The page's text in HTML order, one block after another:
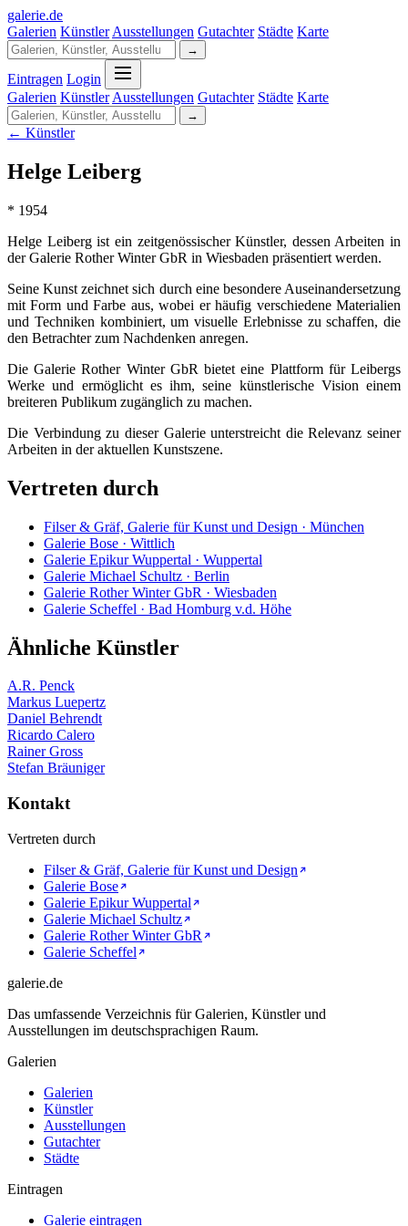
galerie.de
Galerien Künstler Ausstellungen Gutachter Städte Karte
→
Eintragen Login
Galerien Künstler Ausstellungen Gutachter Städte Karte
→
← Künstler
Helge Leiberg
* 1954
Helge Leiberg ist ein zeitgenössischer Künstler, dessen Arbeiten in
der Galerie Rother Winter GbR in Wiesbaden präsentiert werden.
Seine Kunst zeichnet sich durch eine besondere Auseinandersetzung
mit Form und Farbe aus, wobei er häufig verschiedene Materialien
und Techniken kombiniert, um visuelle Erlebnisse zu schaffen, die
den Betrachter zum Nachdenken anregen.
Die Galerie Rother Winter GbR bietet eine Plattform für Leibergs
Werke und ermöglicht es ihm, seine künstlerische Vision einem
breiteren Publikum zugänglich zu machen.
Die Verbindung zu dieser Galerie unterstreicht die Relevanz seiner
Arbeiten in der aktuellen Kunstszene.
Vertreten durch
Filser & Gräf, Galerie für Kunst und Design · München
Galerie Bose · Wittlich
Galerie Epikur Wuppertal · Wuppertal
Galerie Michael Schultz · Berlin
Galerie Rother Winter GbR · Wiesbaden
Galerie Scheffel · Bad Homburg v.d. Höhe
Ähnliche Künstler
A.R. Penck
Markus Luepertz
Daniel Behrendt
Ricardo Calero
Rainer Gross
Stefan Bräuniger
Kontakt
Vertreten durch
Filser & Gräf, Galerie für Kunst und Design
Galerie Bose
Galerie Epikur Wuppertal
Galerie Michael Schultz
Galerie Rother Winter GbR
Galerie Scheffel
galerie.de
Das umfassende Verzeichnis für Galerien, Künstler und
Ausstellungen im deutschsprachigen Raum.
Galerien
Galerien
Künstler
Ausstellungen
Gutachter
Städte
Eintragen
Galerie eintragen